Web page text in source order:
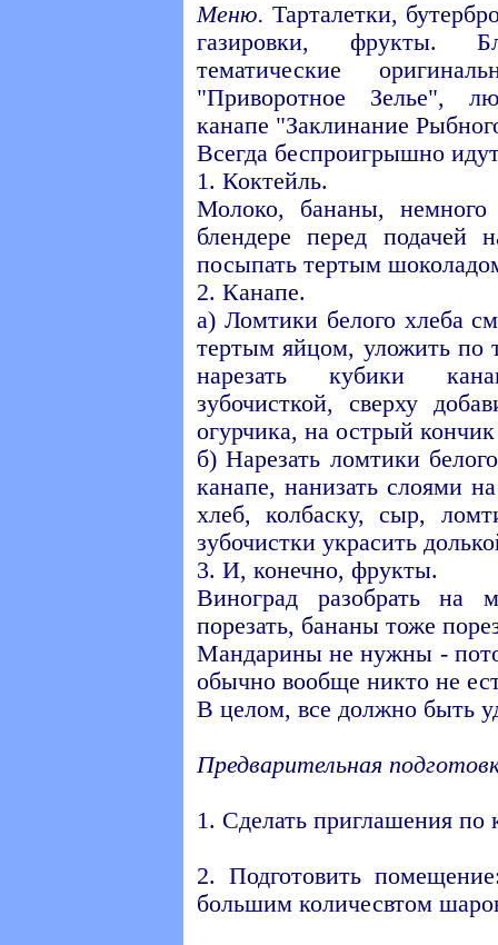
Меню. Тарталетки,
газировки, фрукты.
тематические
"Приворотное Зелье",
канапе "Заклинание
Всегда беспроигрышно
1. Коктейль.
Молоко, бананы,
блендере перед подачей
посыпать тертым
2. Канапе.
а) Ломтики белого хлеба
тертым яйцом, уложить по
нарезать кубики
зубочисткой, сверху
огурчика, на острый
б) Нарезать ломтики
канапе, нанизать слоями
хлеб, колбаску, сыр,
зубочистки украсить
3. И, конечно, фрукты.
Виноград разобрать на
порезать, бананы тоже
Мандарины не нужны -
обычно вообще никто не
В целом, все должно быть
Предварительная
1. Сделать приглашения по
2. Подготовить
большим количесвтом